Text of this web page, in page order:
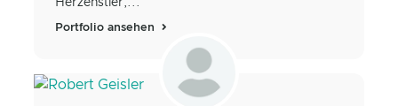
Herzenstier,...
Portfolio ansehen